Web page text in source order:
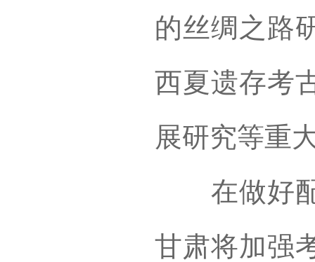
的丝绸之路
西夏遗存考
展研究等重
在做好配
甘肃将加强